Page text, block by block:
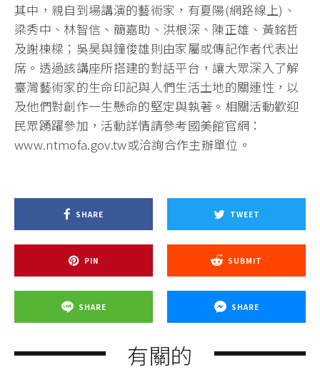
其中，親自到場講演的藝術家，有夏陽(網路線上)、
梁秀中、林智信、簡嘉助、洪根深、陳正雄、黃銘哲
及謝棟樑；吳昊與鐘俊雄則由家屬或傳記作者代表出
席。透過該講座所搭建的對話平台，讓大眾深入了解
臺灣藝術家的生命印記與人們生活土地的關連性，以
及他們對創作一生懸命的堅定與執著。相關活動歡迎
民眾踴躍參加，活動詳情請參考國美館官網：
www.ntmofa.gov.tw或洽詢合作主辦單位。
SHARE TWEET
PIN SUBMIT
SHARE SHARE
有關的